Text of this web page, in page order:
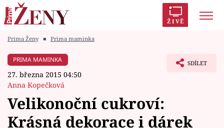
ŽIVĚ
Témata
Celebrity
Prima Ženy ■ Prima maminka
PRIMA MAMINKA
27. března 2015 04:50
Anna Kopečková
SDÍLET
Velikonoční cukroví:
Krásná dekorace i dárek